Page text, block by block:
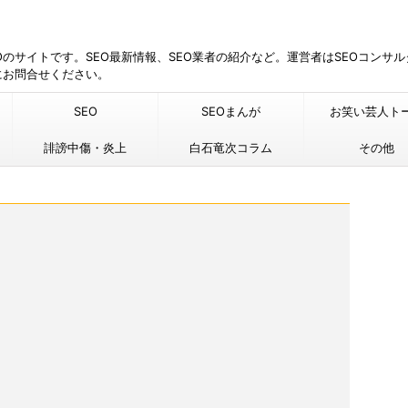
サイトです。SEO最新情報、SEO業者の紹介など。運営者はSEOコンサ
問合せください。
SEO SEOまんが お笑い芸人ト
誹謗中傷・炎上 白石竜次コラム その他